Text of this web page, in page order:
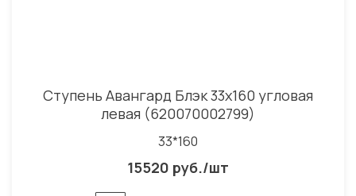
Ступень Авангард Блэк 33x160 угловая
левая (620070002799)
33*160
15520 руб./шт